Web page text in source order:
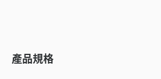
產品規格